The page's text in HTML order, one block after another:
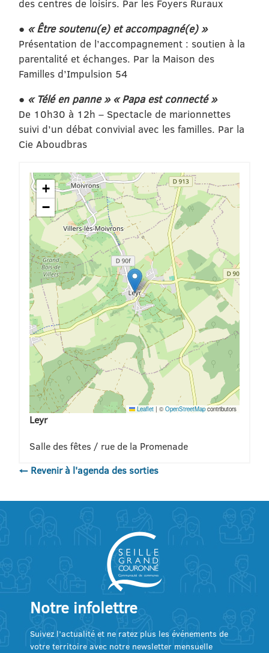
des centres de loisirs. Par les Foyers Ruraux
● « Être soutenu(e) et accompagné(e) »
Présentation de l’accompagnement : soutien à la
parentalité et échanges. Par la Maison des
Familles d’Impulsion 54
● « Télé en panne » « Papa est connecté »
De 10h30 à 12h – Spectacle de marionnettes
suivi d’un débat convivial avec les familles. Par la
Cie Aboudbras
+
−
Leaflet | ©OpenStreetMap contributors
Leyr
Salle des fêtes / rue de la Promenade
← Revenir à l'agenda des sorties
Notre infolettre
Suivez l’actualité et ne ratez plus les événements de
votre territoire avec notre newsletter mensuelle